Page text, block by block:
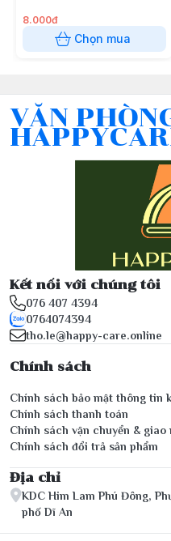
8.000đ
Chọn mua
VĂN
Kết nối với chúng tôi
076 407 4394
0764074394
tho.le@happy-care.online
Chính sách
Chính sách bảo mật thông tin
Chính sách thanh toán
Chính sách vận chuyển & giao
Chính sách đổi trả sản phẩm
Địa chỉ
KDC Him Lam Phú Đông,
phố Dĩ An